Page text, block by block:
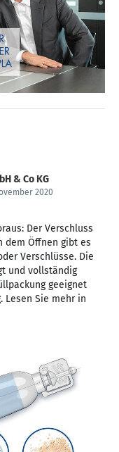
& Co KG
2020
Der Verschluss
dem Öffnen gibt es
Verschlüsse. Die
und vollständig
geeignet
Lesen Sie mehr in